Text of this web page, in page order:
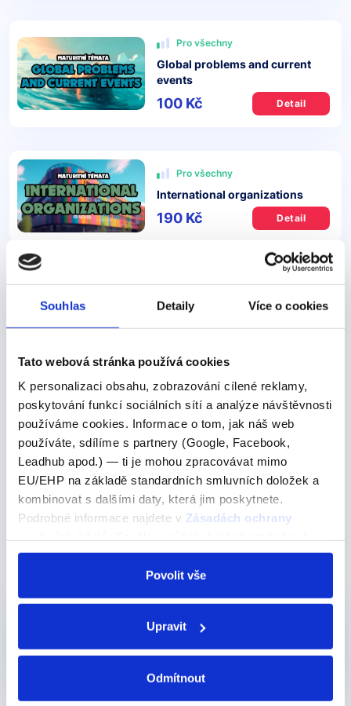
Souhlas Detaily Více o cookies
Tato webová stránka používá cookies
K personalizaci obsahu, zobrazování cílené reklamy,
poskytování funkcí sociálních sítí a analýze návštěvnosti
používáme cookies. Informace o tom, jak náš web
používáte, sdílíme s partnery (Google, Facebook,
Leadhub apod.) — ti je mohou zpracovávat mimo
EU/EHP na základě standardních smluvních doložek a
kombinovat s dalšími daty, která jim poskytnete.
Podrobné informace najdete v Zásadách ochrany
odvolat v nastavení cookies, případně se obrátit na
Povolit vše
Upravit
Odmítnout
Pro všechny
Global problems and current
events
100 Kč Detail
Pro všechny
International organizations
190 Kč Detail
Chcete ovládnout
snadno a efektivně, ať už
individuálním kurzům angličtiny
navrženy tak, aby vyhovovaly právě vašim potřebám a
stylu učení. Nabízíme takéPDF anglické manuály
TIP na čtení:
Anglická abeceda s výslovností
Anglická slova na B
Anglická slova na F
Pro začátečníky